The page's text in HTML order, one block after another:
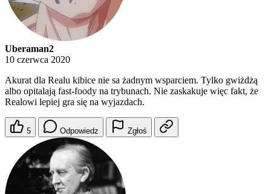
Uberaman2
10 czerwca 2020
Akurat dla Realu kibice nie sa żadnym wsparciem. Tylko gwiżdżą
albo opitalają fast-foody na trybunach. Nie zaskakuje więc fakt, że
Realowi lepiej gra się na wyjazdach.
5 Odpowiedz Zgłoś